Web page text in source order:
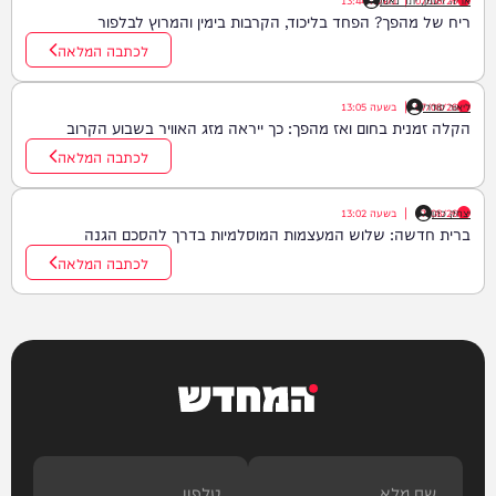
ריח של מהפך? הפחד בליכוד, הקרבות בימין והמרוץ לבלפור
לכתבה המלאה
ליאור סודרי
07/08/26
| בשעה 13:05
הקלה זמנית בחום ואז מהפך: כך ייראה מזג האוויר בשבוע הקרוב
לכתבה המלאה
יצחק כהן
07/08/26
| בשעה 13:02
ברית חדשה: שלוש המעצמות המוסלמיות בדרך להסכם הגנה
לכתבה המלאה
המחדש